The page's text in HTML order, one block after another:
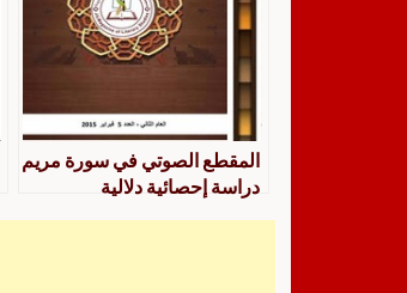
المقطع الصوتي في سورة مريم
دراسة إحصائية دلالية